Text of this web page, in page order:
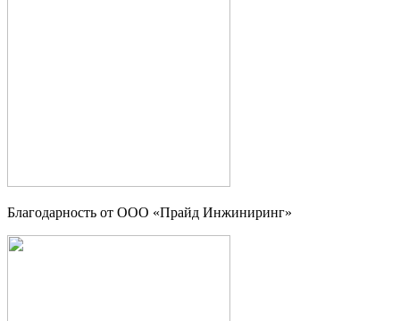
Благодарность от ООО «Прайд Инжиниринг»